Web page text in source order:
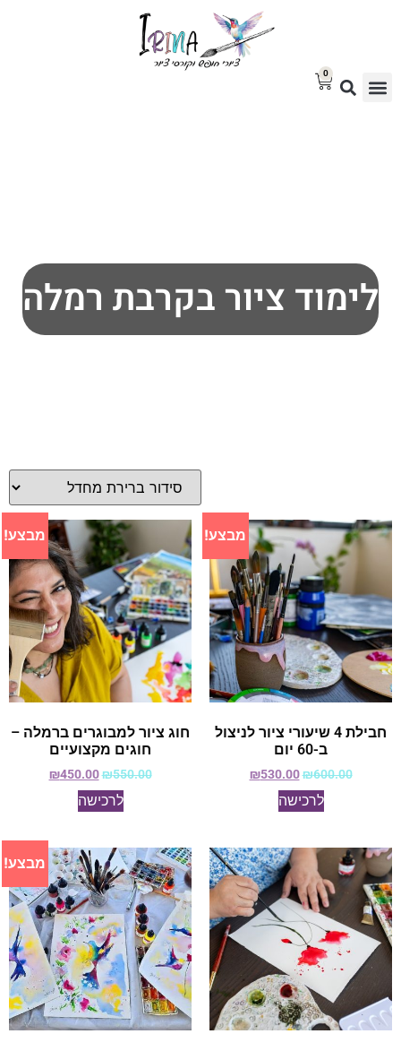
0
לימוד ציור בקרבת רמלה
מבצע!
חבילת 4 שיעורי ציור לניצול
ב-60 יום
₪600.00
₪530.00
לרכישה
מבצע!
חוג ציור למבוגרים ברמלה –
חוגים מקצועיים
₪550.00
₪450.00
לרכישה
מבצע!